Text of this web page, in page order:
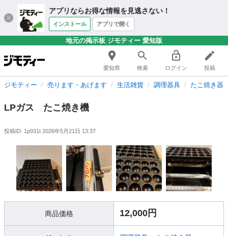
アプリならお得な情報を見逃さない！
インストール アプリで開く
地元の掲示板 ジモティー 愛知版
愛知県 検索 ログイン 投稿
ジモティー 売ります・あげます 生活雑貨 調理器具 たこ焼き器
LPガス たこ焼き機
投稿ID: 1p931t 2026年5月21日 13:37
商品価格 12,000円